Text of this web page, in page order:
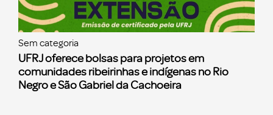
Sem categoria
UFRJ oferece bolsas para projetos em
comunidades ribeirinhas e indígenas no Rio
Negro e São Gabriel da Cachoeira